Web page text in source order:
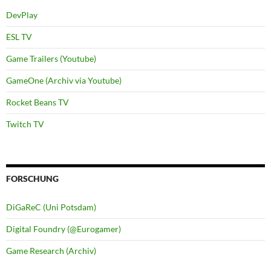
DevPlay
ESL TV
Game Trailers (Youtube)
GameOne (Archiv via Youtube)
Rocket Beans TV
Twitch TV
FORSCHUNG
DiGaReC (Uni Potsdam)
Digital Foundry (@Eurogamer)
Game Research (Archiv)